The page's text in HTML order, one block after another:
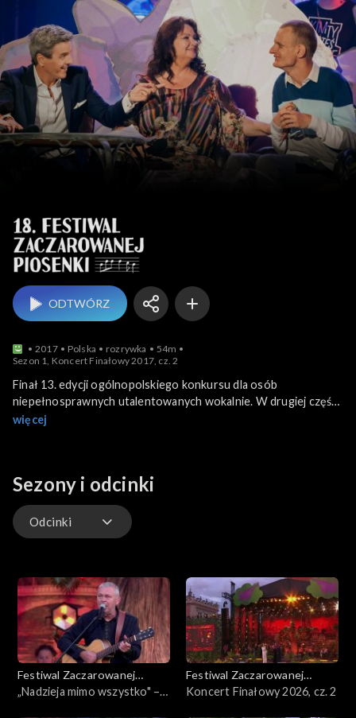
Festiwal
ODTWÓRZ
2017 Polska rozrywka
54m
Sezon 1, Koncert Finałowy 2017, cz. 2
Finał 13. edycji ogólnopolskiego konkursu dla osób
niepełnosprawnych utalentowanych wokalnie. W drugiej części
koncertu wzięło udział 6 finalistów w kategorii dorosłych
Karwan, Mateusz Ziółko, Marek Piekarczyk i Kobranocka.
więcej
Sezony i odcinki
Odcinki
Festiwal Zaczarowanej
Piosenki
„Nadzieja mimo wszystko" –
Festiwal Zaczarowanej
Piosenki
Koncert Finałowy 2026, cz. 2